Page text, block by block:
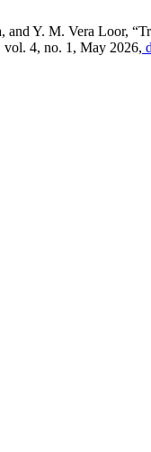
and Y. M. Vera Loor,
vol. 4, no. 1, May 2026,